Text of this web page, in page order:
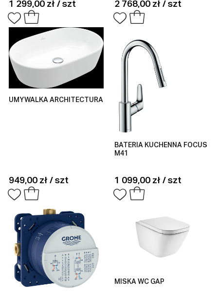
1 299,00 zł / szt 2 768,00 zł / szt
UMYWALKA ARCHITECTURA
949,00 zł / szt
BATERIA KUCHENNA FOCUS
M41
1 099,00 zł / szt
MISKA WC GAP